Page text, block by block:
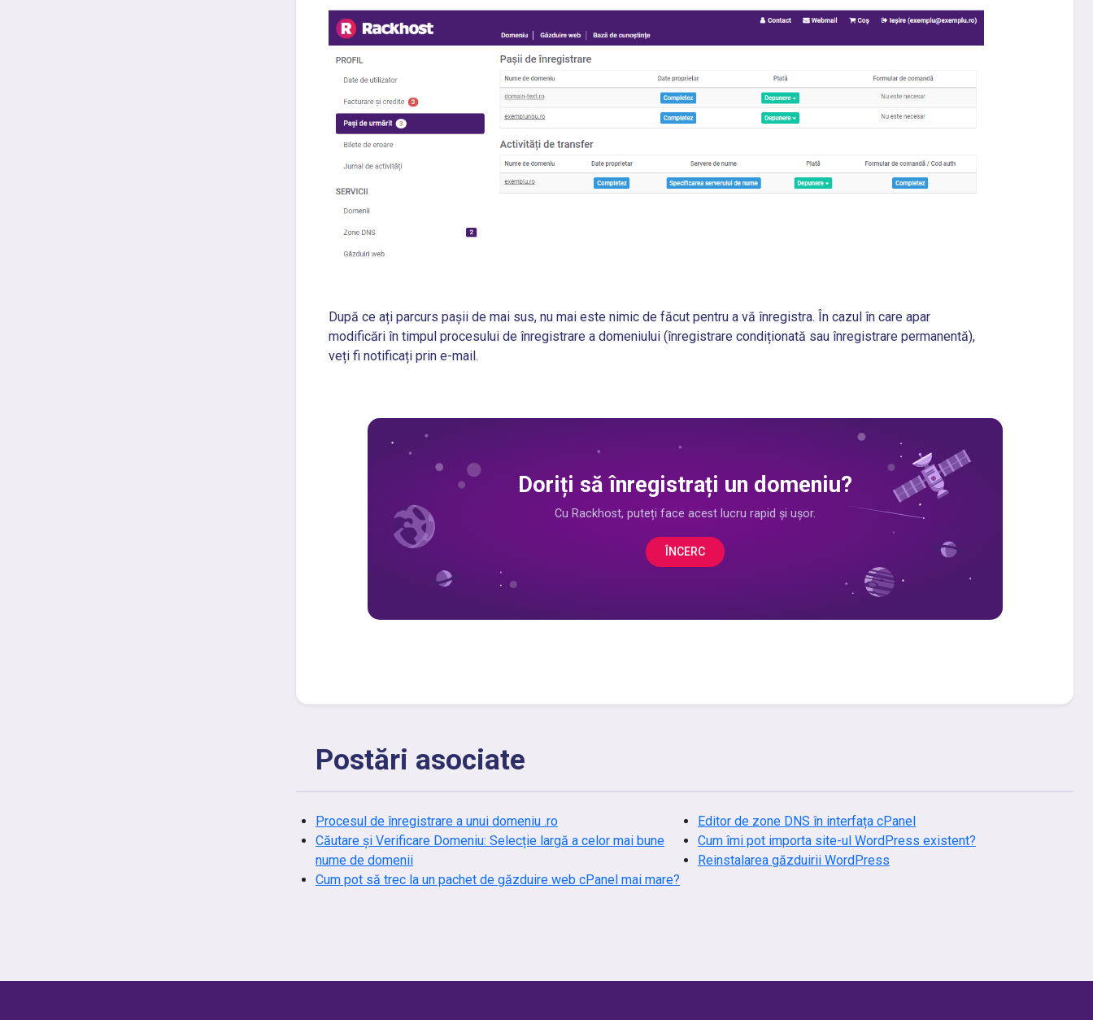
După ce ați parcurs pașii de mai sus, nu mai este nimic de făcut pentru a vă înregistra. În cazul în care apar
modificări în timpul procesului de înregistrare a domeniului (înregistrare condiționată sau înregistrare permanentă),
veți fi notificați prin e-mail.
Doriți să înregistrați un domeniu?
Cu Rackhost, puteți face acest lucru rapid și ușor.
ÎNCERC
Postări asociate
Procesul de înregistrare a unui domeniu .ro
Căutare și Verificare Domeniu: Selecție largă a celor mai bune
nume de domenii
Cum pot să trec la un pachet de găzduire web cPanel mai mare?
Editor de zone DNS în interfața cPanel
Cum îmi pot importa site-ul WordPress existent?
Reinstalarea găzduirii WordPress